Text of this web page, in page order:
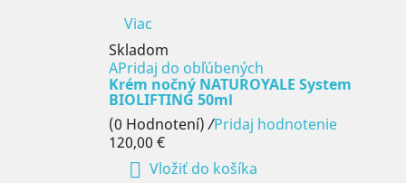
Viac
Skladom
APridaj do obľúbených
Krém nočný NATUROYALE System
BIOLIFTING 50ml
(0 Hodnotení) /Pridaj hodnotenie
120,00 €
 Vložiť do košíka